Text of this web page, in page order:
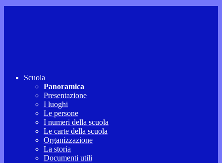
Scuola
Panoramica
Presentazione
I luoghi
Le persone
I numeri della scuola
Le carte della scuola
Organizzazione
La storia
Documenti utili